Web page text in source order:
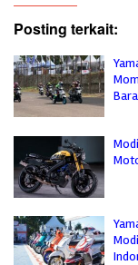
Posting terkait: